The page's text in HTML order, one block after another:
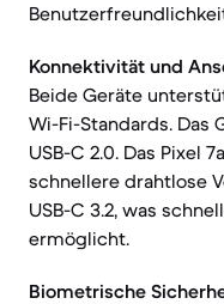
Konnektivität und
Beide Geräte
Wi-Fi-Standards. Das
USB-C 2.0. Das Pixel
schnellere drahtlose
USB-C 3.2, was
ermöglicht.
Biometrische